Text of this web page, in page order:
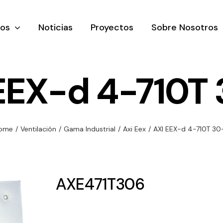
y
de
y
Ventilación
ventilación
Noticias Proyectos Sobre Nosotros
d 4-
/ Ventilación / Gama Industrial / Axi Eex / AXI EEX-d 4-710T
AXE471T306